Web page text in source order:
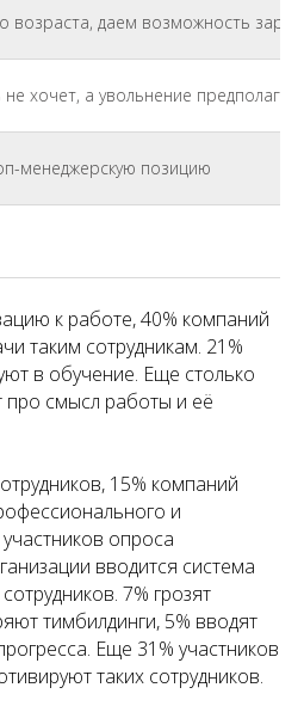
возраста, даем возможность
не хочет, а увольнение
менеджерскую позицию
к работе, 40% компаний
таким сотрудникам. 21%
в обучение. Еще столько
про смысл работы и её
15% компаний
и
опроса
вводится система
7% грозят
тимбилдинги, 5% вводят
Еще 31% участников
таких сотрудников.